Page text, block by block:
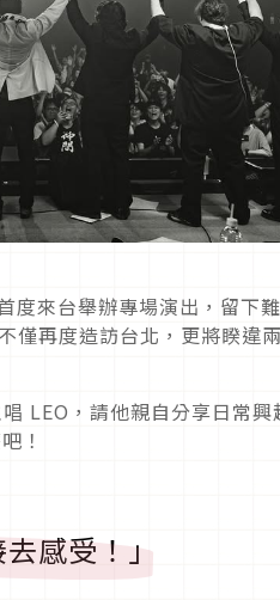
來台舉辦專場演出，留下
僅再度造訪台北，更將睽違
LEO，請他親自分享日常興
！
感受！」